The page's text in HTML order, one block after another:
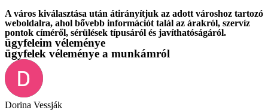
A város kiválasztása után átirányítjuk az adott városhoz tartozó
weboldalra, ahol bővebb információt talál az árakról, szervíz
pontok címéről, sérülések típusáról és javíthatóságáról.
ügyfeleim véleménye
ügyfelek véleménye a munkámról
Dorina Vessják